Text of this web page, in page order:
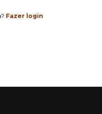
Fazer login